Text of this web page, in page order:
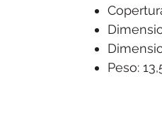
Peso: